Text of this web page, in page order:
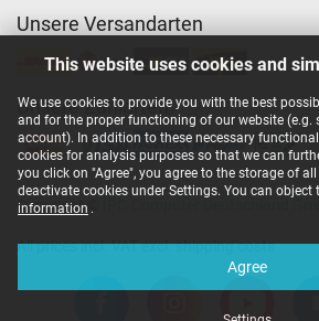
This website uses cookies and
We use cookies to provide you with the best
and for the proper functioning of our website (e.g.
account). In addition to these necessary
cookies for analysis purposes so that we can
you click on "Agree", you agree to the storage of
deactivate cookies under Settings. You can object
information .
Agree
Unsere Versandarten
Unsere Zahlarten
Copyright ©
All prices incl. VAT excl. shipping costs